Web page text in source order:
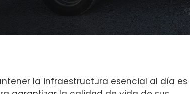
la infraestructura esencial al día es